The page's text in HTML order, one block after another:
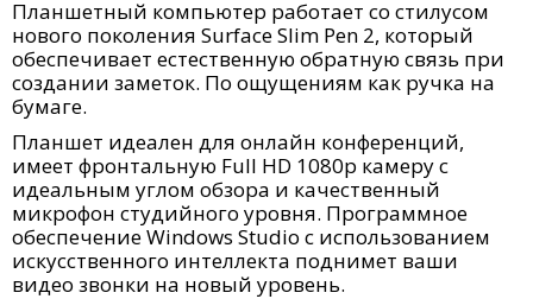
Планшетный компьютер работает со стилусом
нового поколения Surface Slim Pen 2, который
обеспечивает естественную обратную связь при
создании заметок. По ощущениям как ручка на
бумаге.
Планшет идеален для онлайн конференций,
имеет фронтальную Full HD 1080p камеру с
идеальным углом обзора и качественный
микрофон студийного уровня. Программное
обеспечение Windows Studio с использованием
искусственного интеллекта поднимет ваши
видео звонки на новый уровень.